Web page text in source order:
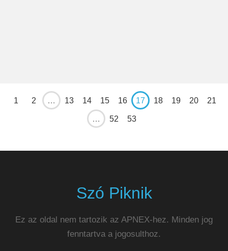
1 2 … 13 14 15 16 17 18 19 20 21
… 52 53
Szó Piknik
Ez az oldal nem tartozik az APNEX-hez. Minden jog
fenntartva a jogosulthoz.